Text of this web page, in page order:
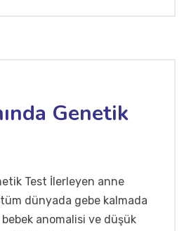
Genetik
Test İlerleyen anne
tüm dünyada gebe kalmada
anomalisi ve düşük